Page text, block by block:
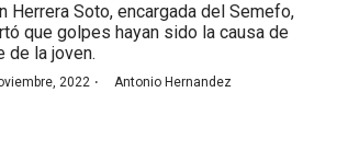
Herrera Soto, encargada del Semefo,
que golpes hayan sido la causa de
de la joven.
2022 · Antonio Hernandez